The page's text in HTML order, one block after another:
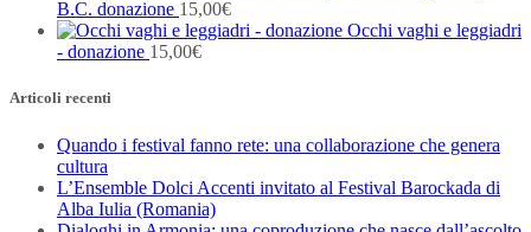
B.C. donazione 15,00€
Occhi vaghi e leggiadri
- donazione 15,00€
Articoli recenti
Quando i festival fanno rete: una collaborazione che genera
cultura
L’Ensemble Dolci Accenti invitato al Festival Barockada di
Alba Iulia (Romania)